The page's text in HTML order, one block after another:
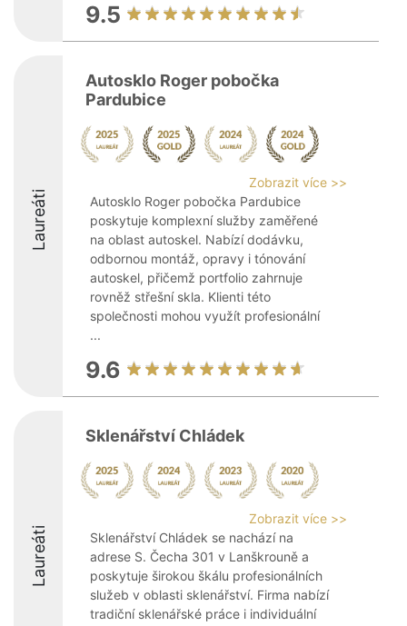
9.5
Laureáti
Autosklo Roger pobočka
Pardubice
Zobrazit více >>
Autosklo Roger pobočka Pardubice
poskytuje komplexní služby zaměřené
na oblast autoskel. Nabízí dodávku,
odbornou montáž, opravy i tónování
autoskel, přičemž portfolio zahrnuje
rovněž střešní skla. Klienti této
společnosti mohou využít profesionální
...
9.6
Laureáti
Sklenářství Chládek
Zobrazit více >>
Sklenářství Chládek se nachází na
adrese S. Čecha 301 v Lanškrouně a
poskytuje širokou škálu profesionálních
služeb v oblasti sklenářství. Firma nabízí
tradiční sklenářské práce i individuální